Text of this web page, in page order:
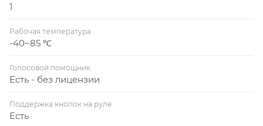
1
Рабочая температура
-40~85 ℃
Голосовой помощник
Есть - без лицензии
Поддержка кнопок на руле
Есть